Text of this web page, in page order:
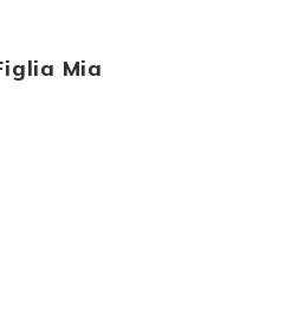
Mia